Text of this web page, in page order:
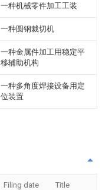
一种机械零件加工工装
一种圆钢裁切机
一种金属件加工用稳定平
移辅助机构
一种多角度焊接设备用定
位装置
Filing date Title